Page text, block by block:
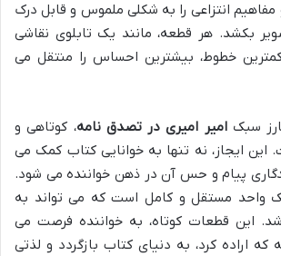
انتزاعی را به شکلی ملموس و قابل درک
بکشد. هر قطعه، مانند یک تابلوی نقاشی
خطوط، بیشترین احساس را منتقل می
سبکامیر امیری در تصدق نامه، کوتاهی و
ایجاز، نه تنها به خوانایی کتاب کمک می
پیام و حس آن در ذهن خواننده می شود.
واحد مستقل و کامل است که می تواند به
این قطعات کوتاه، به خواننده فرصت می
اراده کرد، به دنیای کتاب بازگردد و لذتی